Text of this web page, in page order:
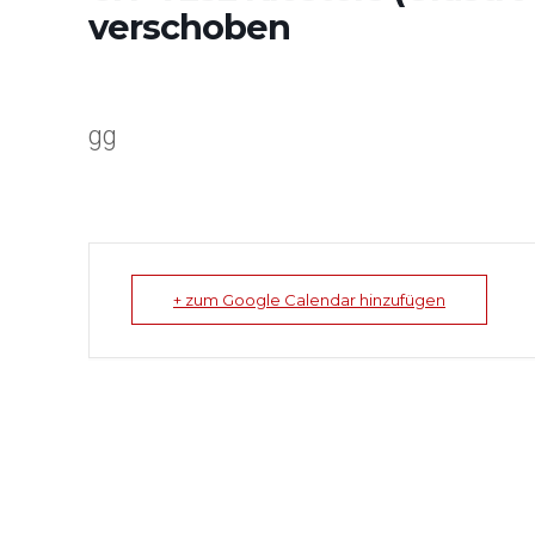
verschoben
gg
+ zum Google Calendar hinzufügen